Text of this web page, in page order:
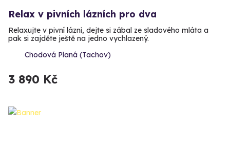
Relax v pivních lázních pro dva
Relaxujte v pivní lázni, dejte si zábal ze sladového mláta a
pak si zajděte ještě na jedno vychlazený.
Chodová Planá (Tachov)
3 890 Kč